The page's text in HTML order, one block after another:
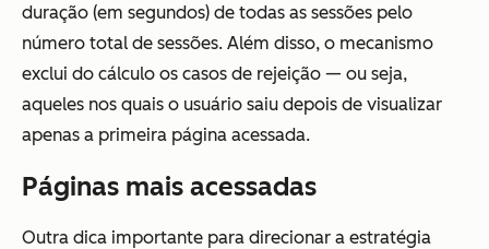
duração (em segundos) de todas as sessões pelo
número total de sessões. Além disso, o mecanismo
exclui do cálculo os casos de rejeição — ou seja,
aqueles nos quais o usuário saiu depois de visualizar
apenas a primeira página acessada.
Páginas mais acessadas
Outra dica importante para direcionar a estratégia